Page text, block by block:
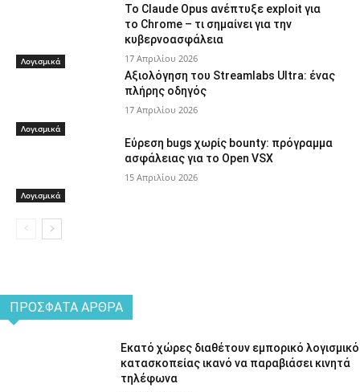
Λογισμικά
Το Claude Opus ανέπτυξε exploit για
το Chrome – τι σημαίνει για την
κυβερνοασφάλεια
17 Απριλίου 2026
Λογισμικά
Αξιολόγηση του Streamlabs Ultra: ένας
πλήρης οδηγός
17 Απριλίου 2026
Λογισμικά
Εύρεση bugs χωρίς bounty: πρόγραμμα
ασφάλειας για το Open VSX
15 Απριλίου 2026
ΠΡΌΣΦΑΤΑ ΆΡΘΡΑ
Εκατό χώρες διαθέτουν εμπορικό λογισμικό
κατασκοπείας ικανό να παραβιάσει κινητά
τηλέφωνα